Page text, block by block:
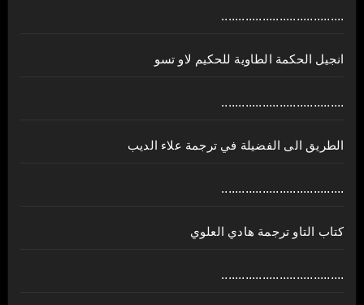
....................................
انجيل الحكمة الطاوية للحكيم لاو تسو
....................................
الطريق الى الفضيلة في ترجمة علاء الديب
....................................
كتاب التاو ترجمة هادي العلوي
....................................